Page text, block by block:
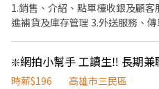
1.銷售、介紹、點單檯收銀及顧客
進補貨及庫存管理 3.外送服務、
❇️網拍小幫手 工讀生‼️ 長期兼
時薪$196
高雄市三民區